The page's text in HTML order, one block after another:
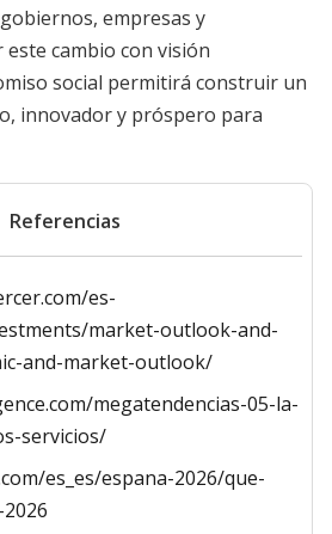
empresas y
cambio con visión
social permitirá construir un
innovador y próspero para
Referencias
es-
market-outlook-and-
and-market-outlook/
megatendencias-05-la-
servicios/
es_es/espana-2026/que-